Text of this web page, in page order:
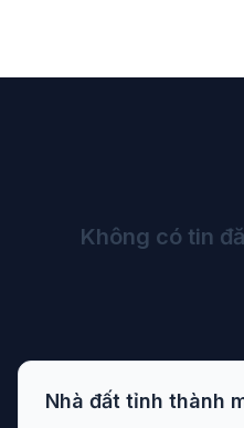
Không có tin
Nhà đất tỉnh thành